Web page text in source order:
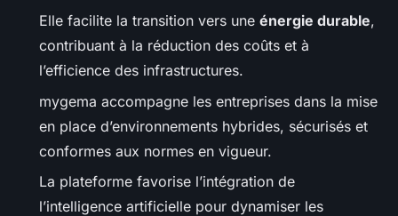
Elle facilite la transition vers une énergie durable,
contribuant à la réduction des coûts et à
l’efficience des infrastructures.
mygema accompagne les entreprises dans la mise
en place d’environnements hybrides, sécurisés et
conformes aux normes en vigueur.
La plateforme favorise l’intégration de
l’intelligence artificielle pour dynamiser les